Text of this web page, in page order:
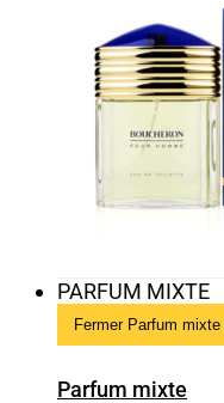
PARFUM MIXTE
Fermer Parfum mixte
Parfum mixte